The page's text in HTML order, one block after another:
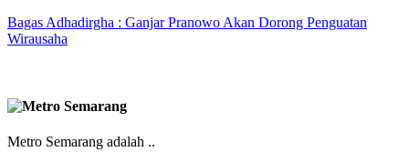
Bagas Adhadirgha : Ganjar Pranowo Akan Dorong Penguatan
Wirausaha
Metro Semarang adalah ..